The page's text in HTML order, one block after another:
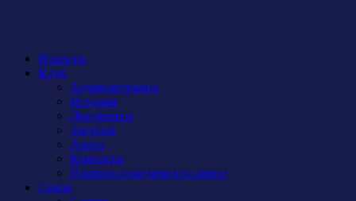
Новости
Клуб
Администрация
История
Документы
Закупки
Арена
Контакты
Правила поведения на арене
Сокол